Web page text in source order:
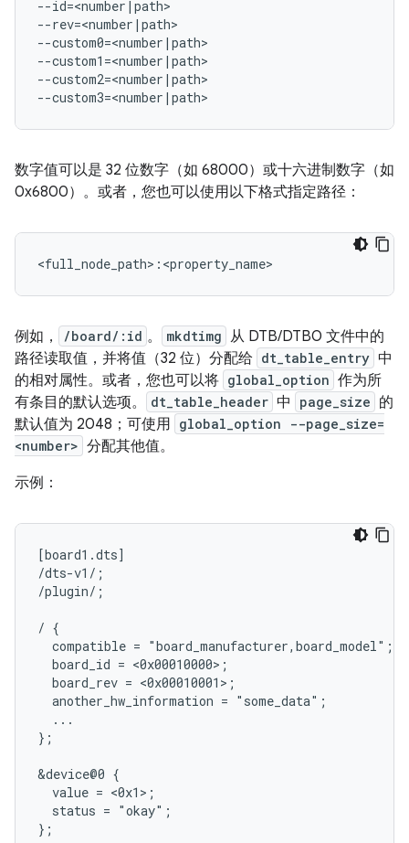
--id=<number|path>
--rev=<number|path>
--custom0=<number|path>
--custom1=<number|path>
--custom2=<number|path>
--custom3=<number|path>
数字值可以是 32 位数字（如 68000）或十六进制数字（如
0x6800）。或者，您也可以使用以下格式指定路径：
<full_node_path>:<property_name>
例如， /board/:id 。 mkdtimg 从 DTB/DTBO 文件中的
路径读取值，并将值（32 位）分配给 dt_table_entry 中
的相对属性。或者，您也可以将 global_option 作为所
有条目的默认选项。
dt_table_header 中 page_size 的
默认值为 2048；可使用 global_option --page_size=
<number> 分配其他值。
示例：
[board1.dts]
/dts-v1/;
/plugin/;
/ {
  compatible = "board_manufacturer,board_model";
  board_id = <0x00010000>;
  board_rev = <0x00010001>;
  another_hw_information = "some_data";
  ...
};
&device@0 {
  value = <0x1>;
  status = "okay";
};